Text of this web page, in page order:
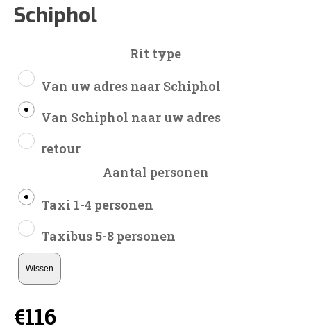
Schiphol
Rit type
Van uw adres naar Schiphol
Van Schiphol naar uw adres
retour
Aantal personen
Taxi 1-4 personen
Taxibus 5-8 personen
Wissen
€116